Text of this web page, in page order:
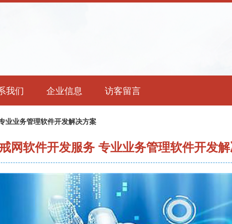
我们 企业信息 访客留言
业业务管理软件开发解决方案
网软件开发服务 专业业务管理软件开发